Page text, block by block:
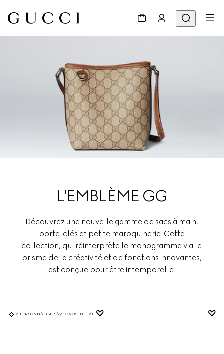
L'EMBLÈME GG
Découvrez une nouvelle gamme de sacs à main,
porte-clés et petite maroquinerie. Cette
collection, qui réinterprète le monogramme via le
prisme de la créativité et de fonctions innovantes,
est conçue pour être intemporelle.
À PERSONNALISER AVEC VOS INITIALES